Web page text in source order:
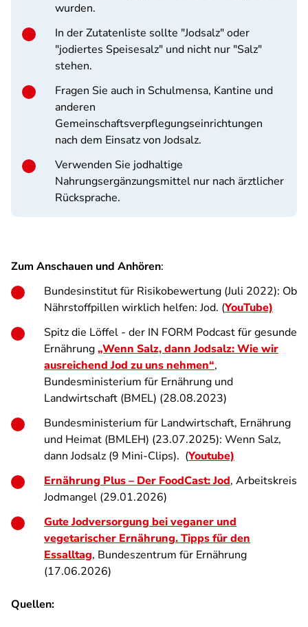
wurden.
In der Zutatenliste sollte "Jodsalz" oder
"jodiertes Speisesalz" und nicht nur "Salz"
stehen.
Fragen Sie auch in Schulmensa, Kantine und
anderen
Gemeinschaftsverpflegungseinrichtungen
nach dem Einsatz von Jodsalz.
Verwenden Sie jodhaltige
Nahrungsergänzungsmittel nur nach ärztlicher
Rücksprache.
Zum Anschauen und Anhören:
Bundesinstitut für Risikobewertung (Juli 2022): Ob
Nährstoffpillen wirklich helfen: Jod. (YouTube)
Spitz die Löffel - der IN FORM Podcast für gesunde
Ernährung„Wenn Salz, dann Jodsalz: Wie wir
ausreichend Jod zu uns nehmen“,
Bundesministerium für Ernährung und
Landwirtschaft (BMEL) (28.08.2023)
Bundesministerium für Landwirtschaft, Ernährung
und Heimat (BMLEH) (23.07.2025): Wenn Salz,
dann Jodsalz (9 Mini-Clips). (Youtube)
Ernährung Plus – Der FoodCast: Jod, Arbeitskreis
Jodmangel (29.01.2026)
Gute Jodversorgung bei veganer und
vegetarischer Ernährung. Tipps für den
Essalltag, Bundeszentrum für Ernährung
(17.06.2026)
Quellen: